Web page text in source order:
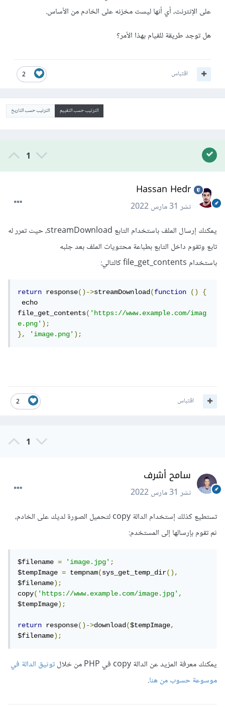
على الإنترنت، أي أنها ليست مخزنه على الخادم من الأساس.
هل توجد طريقة للقيام بهذا الأمر؟
2 اقتباس
الترتيب حسب التقييم الترتيب حسب التاريخ
1
Hassan Hedr
نشر31 مارس 2022
يمكنك إرسال الملف باستخدام التابع streamDownload، حيث تمرر له
تابع وتقوم داخل التابع بطباعة محتويات الملف بعد جلبه
باستخدام file_get_contents كالتالي:
return response()->streamDownload(function ()
{
echo
file_get_contents('https://www.example.com/imag
e.png');
},
'image.png');
2 اقتباس
1
سامح أشرف
نشر31 مارس 2022
تستطيع كذلك إستخدام الدالة copy لتحميل الصورة لديك على الخادم،
ثم تقوم بإرسالها إلى المستخدم:
$filename = 'image.jpg';
$tempImage = tempnam(sys_get_temp_dir(),
$filename);
copy('https://www.example.com/image.jpg',
$tempImage);
return response()->download($tempImage,
$filename);
يمكنك معرفة المزيد عن الدالة copy في PHP من خلال
توثيق الدالة في
موسوعة حسوب من هنا.